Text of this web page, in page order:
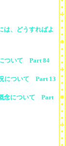
は、どうすればよ
ついて Part 84
について Part 13
念について Part